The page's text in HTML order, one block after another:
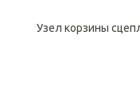
Узел корзины